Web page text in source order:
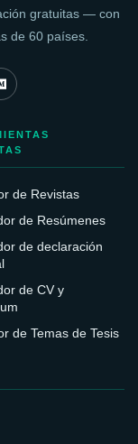
gratuitas — con
de 60 países.
de Revistas
de Resúmenes
de declaración
de CV y
de Temas de Tesis